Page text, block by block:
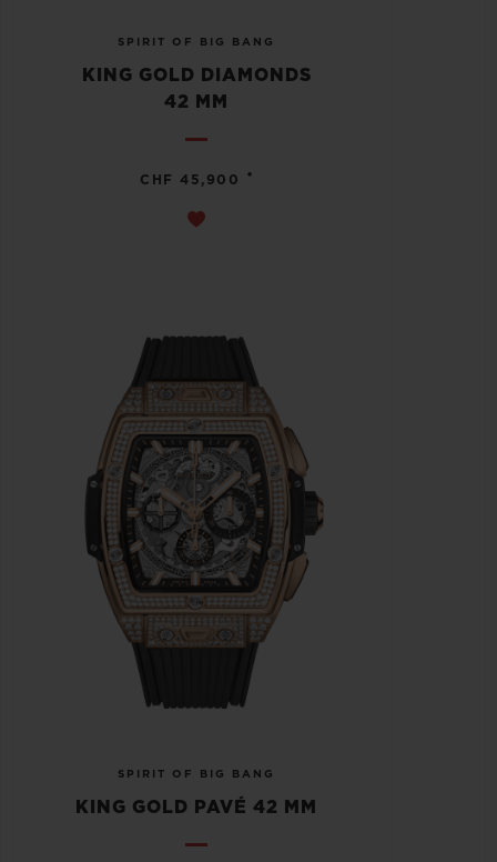
SPIRIT OF BIG BANG
KING GOLD DIAMONDS
42 MM
CHF 45,900 •
SPIRIT OF BIG BANG
KING GOLD PAVÉ 42 MM